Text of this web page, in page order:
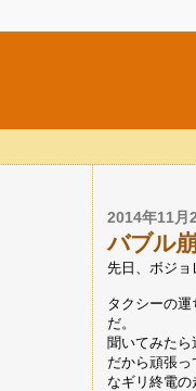
2014年11月
バブル
先日、ボジョ
タクシーの
だ。
聞いてみた
だから頑張
なギリ終電の